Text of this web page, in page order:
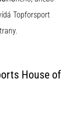
Topforsport
House of